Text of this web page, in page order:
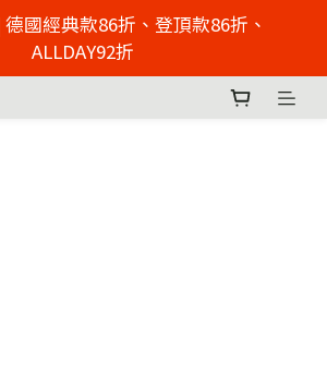
強化節  | 來店免費足壓檢測 >> 點擊
了解
國經典款86折、登頂款86折、
ALLDAY92折
強化節  | 來店免費足壓檢測 >> 點擊
了解